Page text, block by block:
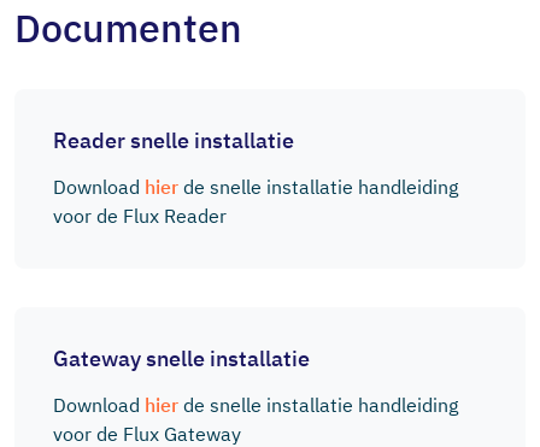
Documenten
Reader snelle installatie
Download hier de snelle installatie handleiding
voor de Flux Reader
Gateway snelle installatie
Download hier de snelle installatie handleiding
voor de Flux Gateway